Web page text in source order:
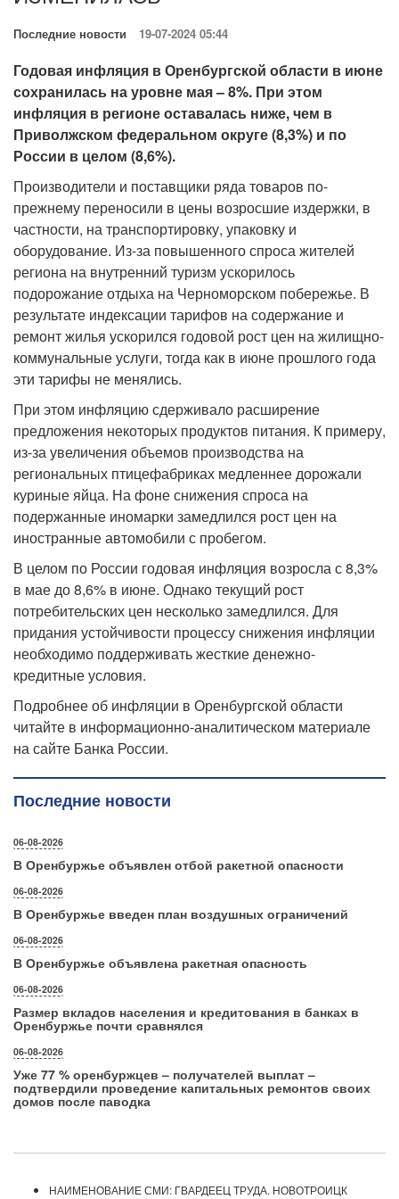
Последние новости 19-07-2024 05:44
Годовая инфляция в Оренбургской области в июне
сохранилась на уровне мая – 8%. При этом
инфляция в регионе оставалась ниже, чем в
Приволжском федеральном округе (8,3%) и по
России в целом (8,6%).
Производители и поставщики ряда товаров по-
прежнему переносили в цены возросшие издержки, в
частности, на транспортировку, упаковку и
оборудование. Из-за повышенного спроса жителей
региона на внутренний туризм ускорилось
подорожание отдыха на Черноморском побережье. В
результате индексации тарифов на содержание и
ремонт жилья ускорился годовой рост цен на жилищно-
коммунальные услуги, тогда как в июне прошлого года
эти тарифы не менялись.
При этом инфляцию сдерживало расширение
предложения некоторых продуктов питания. К примеру,
из-за увеличения объемов производства на
региональных птицефабриках медленнее дорожали
куриные яйца. На фоне снижения спроса на
подержанные иномарки замедлился рост цен на
иностранные автомобили с пробегом.
В целом по России годовая инфляция возросла с 8,3%
в мае до 8,6% в июне. Однако текущий рост
потребительских цен несколько замедлился. Для
придания устойчивости процессу снижения инфляции
необходимо поддерживать жесткие денежно-
кредитные условия.
Подробнее об инфляции в Оренбургской области
читайте в информационно-аналитическом материале
на сайте Банка России.
Последние новости
06-08-2026
В Оренбуржье объявлен отбой ракетной опасности
06-08-2026
В Оренбуржье введен план воздушных ограничений
06-08-2026
В Оренбуржье объявлена ракетная опасность
06-08-2026
Размер вкладов населения и кредитования в банках в
Оренбуржье почти сравнялся
06-08-2026
Уже 77 % оренбуржцев – получателей выплат –
подтвердили проведение капитальных ремонтов своих
домов после паводка
НАИМЕНОВАНИЕ СМИ: ГВАРДЕЕЦ ТРУДА. НОВОТРОИЦК